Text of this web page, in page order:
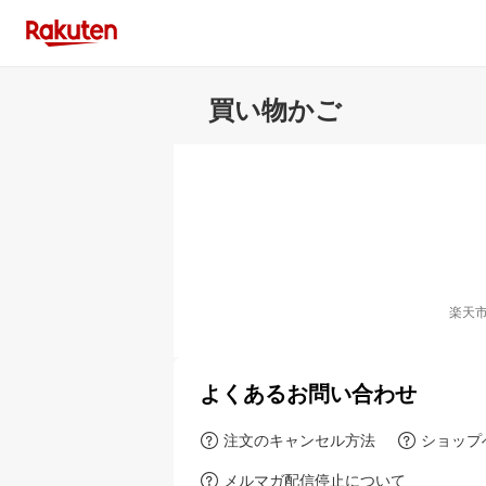
買い物かご
楽天
よくあるお問い合わせ
注文のキャンセル方法 ショッ
メルマガ配信停止について